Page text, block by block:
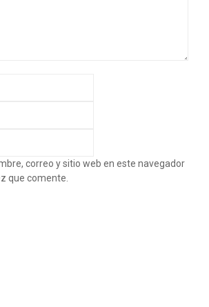
correo y sitio web en este navegador
que comente.